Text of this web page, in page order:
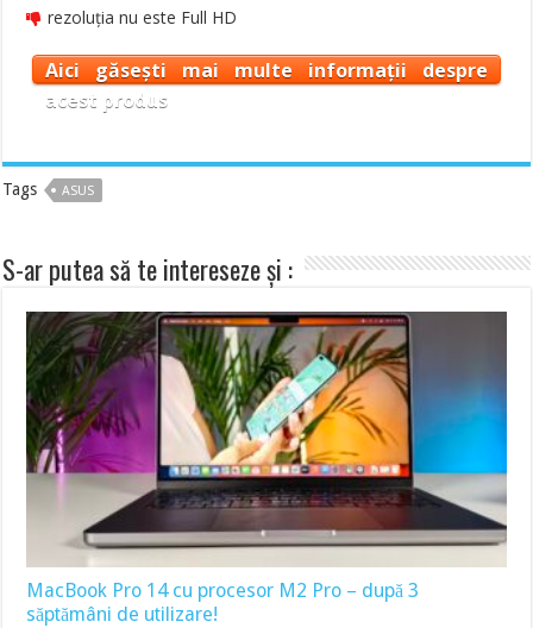
rezoluția nu este Full HD
Aici găsești mai multe informații despre
acest produs
Tags ASUS
S-ar putea să te intereseze și :
MacBook Pro 14 cu procesor M2 Pro – după 3
săptămâni de utilizare!